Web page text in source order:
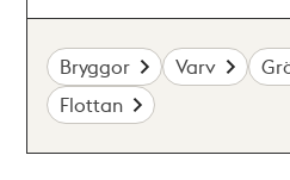
Bryggor Varv
Flottan